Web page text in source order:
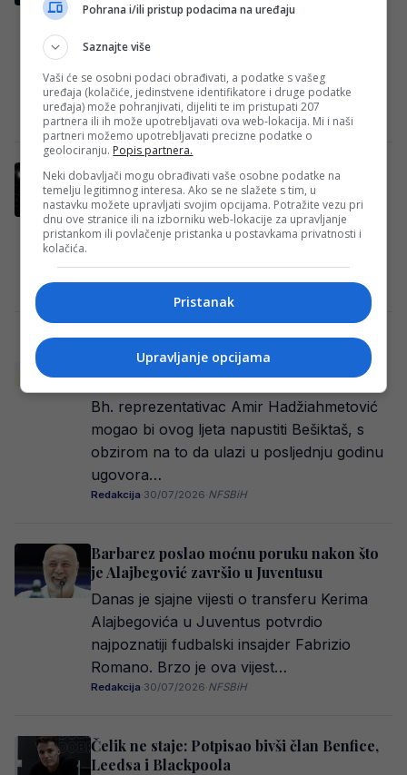
Hercegovine Edin Džeko nalazi se
nadomak potpisa novog ugovora sa
Schalkeom 04, objavio je njemački BILD….
Redakcija· 31/07/2026·Schalke
Nevjerovatan podatak: Alajbegović ispisao
historiju Juventusa, a nije još ni debitovao
Kerim Alajbegović još nije upisao službeni
nastup za Juventus, ali je već uspio ući u
historiju slavnog italijanskog kluba. Mladi…
Redakcija·31/07/2026·AI
Ljetos je osvojio srca Barbareza i navijača
BiH, a sada ne zna gdje će nastaviti
karijeru
Bh. reprezentativac Amir Hadžiahmetović
mogao bi ovog ljeta napustiti Bešiktaš, s
obzirom na to da ulazi u posljednju godinu
ugovora…
Redakcija·30/07/2026·NFSBiH
Barbarez poslao moćnu poruku nakon što
je Alajbegović završio u Juventusu
Danas je sjajne vijesti o transferu Kerima
Alajbegovića u Juventus potvrdio
najpoznatiji fudbalski insajder Fabrizio
Romano. Brzo je ova vijest…
Redakcija·30/07/2026·NFSBiH
Čelik ne staje: Potpisao bivši član Benfice,
Leedsa i Blackpoola
Pohrana i/ili pristup podacima na uređaju
Saznajte više
Vaši će se osobni podaci obrađivati, a podatke s vašeg
uređaja (kolačiće, jedinstvene identifikatore i druge podatke
uređaja) može pohranjivati, dijeliti te im pristupati 207
partnera ili ih može upotrebljavati ova web-lokacija. Mi i naši
partneri možemo upotrebljavati precizne podatke o
geolociranju. Popis partnera.
Neki dobavljači mogu obrađivati vaše osobne podatke na
temelju legitimnog interesa. Ako se ne slažete s tim, u
nastavku možete upravljati svojim opcijama. Potražite vezu pri
dnu ove stranice ili na izborniku web-lokacije za upravljanje
pristankom ili povlačenje pristanka u postavkama privatnosti i
kolačića.
Pristanak
Upravljanje opcijama